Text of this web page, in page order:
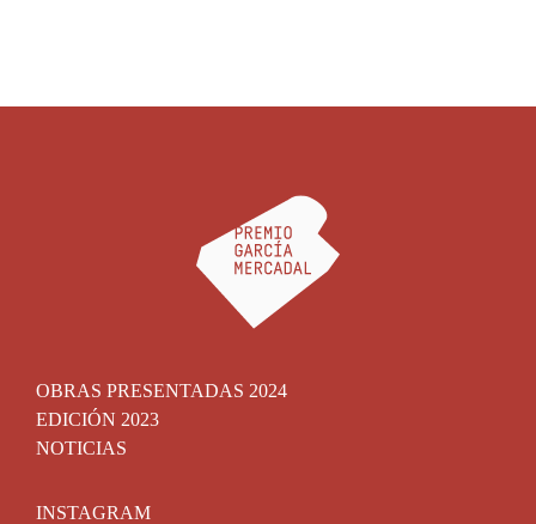
OBRAS PRESENTADAS 2024
EDICIÓN 2023
NOTICIAS
INSTAGRAM